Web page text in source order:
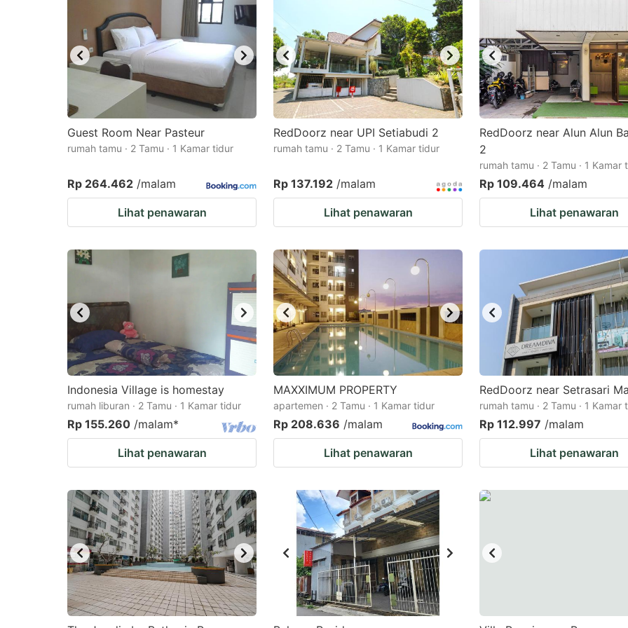
Guest Room Near Pasteur
rumah tamu · 2 Tamu · 1 Kamar tidur
Rp 264.462 /malam
Lihat penawaran
RedDoorz near UPI Setiabudi 2
rumah tamu · 2 Tamu · 1 Kamar tidur
Rp 137.192 /malam
Lihat penawaran
RedDoorz near Alun Alun
2
rumah tamu · 2 Tamu · 1 Kamar
Rp 109.464 /malam
Lihat penawaran
Indonesia Village is homestay
rumah liburan · 2 Tamu · 1 Kamar tidur
Rp 155.260 /malam*
Lihat penawaran
MAXXIMUM PROPERTY
apartemen · 2 Tamu · 1 Kamar tidur
Rp 208.636 /malam
Lihat penawaran
RedDoorz near Setrasari
rumah tamu · 2 Tamu · 1 Kamar
Rp 112.997 /malam
Lihat penawaran